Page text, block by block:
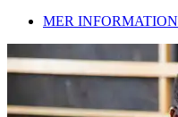
MER INFORMATION